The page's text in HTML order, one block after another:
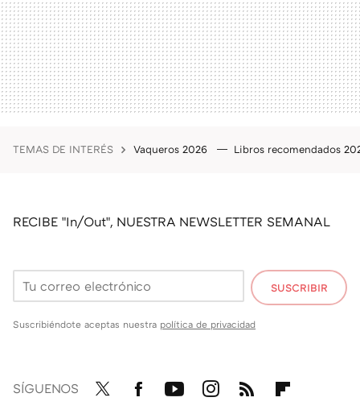
TEMAS DE INTERÉS Vaqueros 2026 Libros recomendados
RECIBE "In/Out", NUESTRA NEWSLETTER SEMANAL
SUSCRIBIR
Suscribiéndote aceptas nuestra política de privacidad
SÍGUENOS